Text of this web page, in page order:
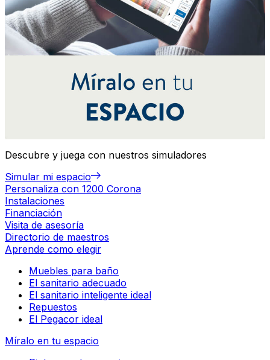
Descubre y juega con nuestros simuladores
Simular mi espacio
Personaliza con 1200 Corona
Instalaciones
Financiación
Visita de asesoría
Directorio de maestros
Aprende como elegir
Muebles para baño
El sanitario adecuado
El sanitario inteligente ideal
Repuestos
El Pegacor ideal
Míralo en tu espacio